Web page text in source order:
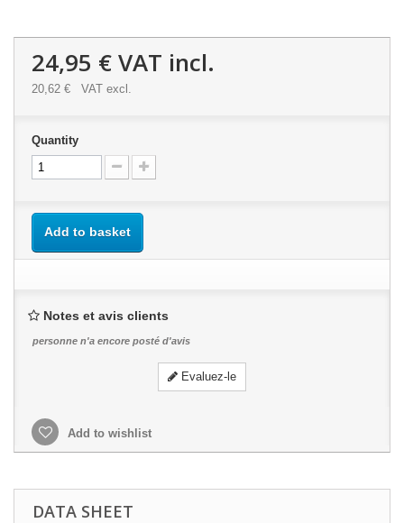
24,95 €VAT incl.
20,62 € VAT excl.
Quantity
Add to basket
Notes et avis clients
personne n'a encore posté d'avis
Evaluez-le
Add to wishlist
DATA SHEET